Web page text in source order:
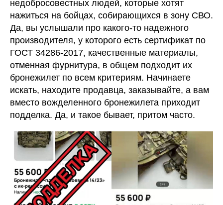
недобросовестных людей, которые хотят
нажиться на бойцах, собирающихся в зону СВО.
Да, вы услышали про какого-то надежного
производителя, у которого есть сертификат по
ГОСТ 34286-2017, качественные материалы,
отменная фурнитура, в общем подходит их
бронежилет по всем критериям. Начинаете
искать, находите продавца, заказывайте, а вам
вместо вожделенного бронежилета приходит
подделка. Да, и такое бывает, притом часто.